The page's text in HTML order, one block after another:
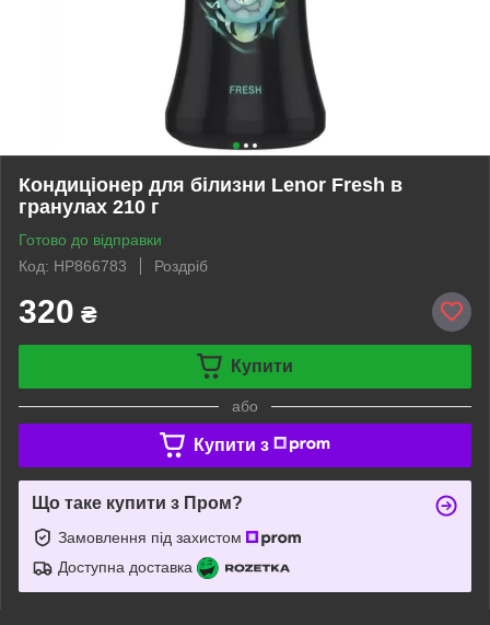
Кондиціонер для білизни Lenor Fresh в
гранулах 210 г
Готово до відправки
Код: HP866783
Роздріб
320 ₴
Купити
або
Купити з
Що таке купити з Пром?
Замовлення під захистом
Доступна доставка